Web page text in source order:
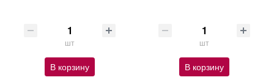
шт
В корзину
шт
В корзину